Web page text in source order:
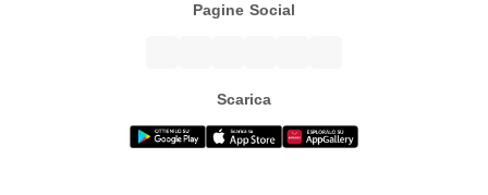
Pagine Social
Scarica